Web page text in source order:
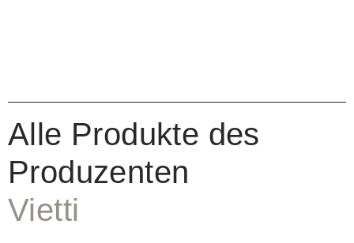
Alle Produkte des
Produzenten
Vietti